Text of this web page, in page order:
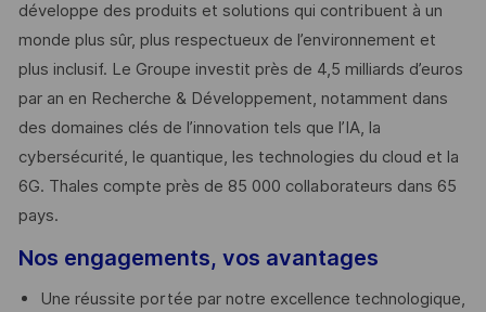
développe des produits et solutions qui contribuent à un
monde plus sûr, plus respectueux de l’environnement et
plus inclusif. Le Groupe investit près de 4,5 milliards d’euros
par an en Recherche & Développement, notamment dans
des domaines clés de l’innovation tels que l’IA, la
cybersécurité, le quantique, les technologies du cloud et la
6G. Thales compte près de 85 000 collaborateurs dans 65
pays. ​
Nos engagements, vos avantages
Une réussite portée par notre excellence technologique,